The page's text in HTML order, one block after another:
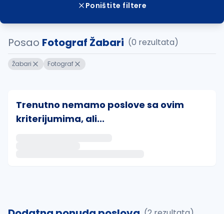
Poništite filtere
Posao Fotograf Žabari (0 rezultata)
Žabari Fotograf
Trenutno nemamo poslove sa ovim
kriterijumima, ali...